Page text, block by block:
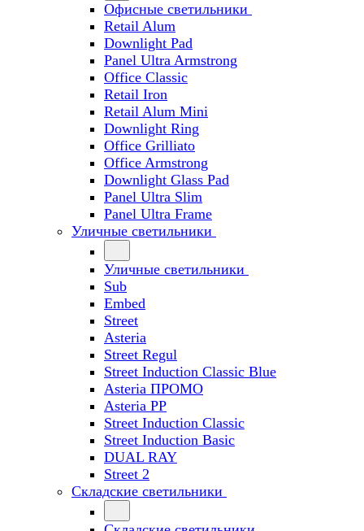
Офисные светильники
Retail Alum
Downlight Pad
Panel Ultra Armstrong
Office Classic
Retail Iron
Retail Alum Mini
Downlight Ring
Office Grilliato
Office Armstrong
Downlight Glass Pad
Panel Ultra Slim
Panel Ultra Frame
Уличные светильники
Уличные светильники
Sub
Embed
Street
Asteria
Street Regul
Street Induction Classic Blue
Asteria ПРОМО
Asteria PP
Street Induction Classic
Street Induction Basic
DUAL RAY
Street 2
Складские светильники